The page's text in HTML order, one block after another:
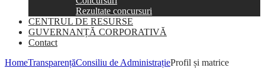
Rezultate concursuri
CENTRUL DE RESURSE
GUVERNANȚĂ CORPORATIVĂ
Contact
HomeTransparențăConsiliu de AdministrațieProfil și matrice